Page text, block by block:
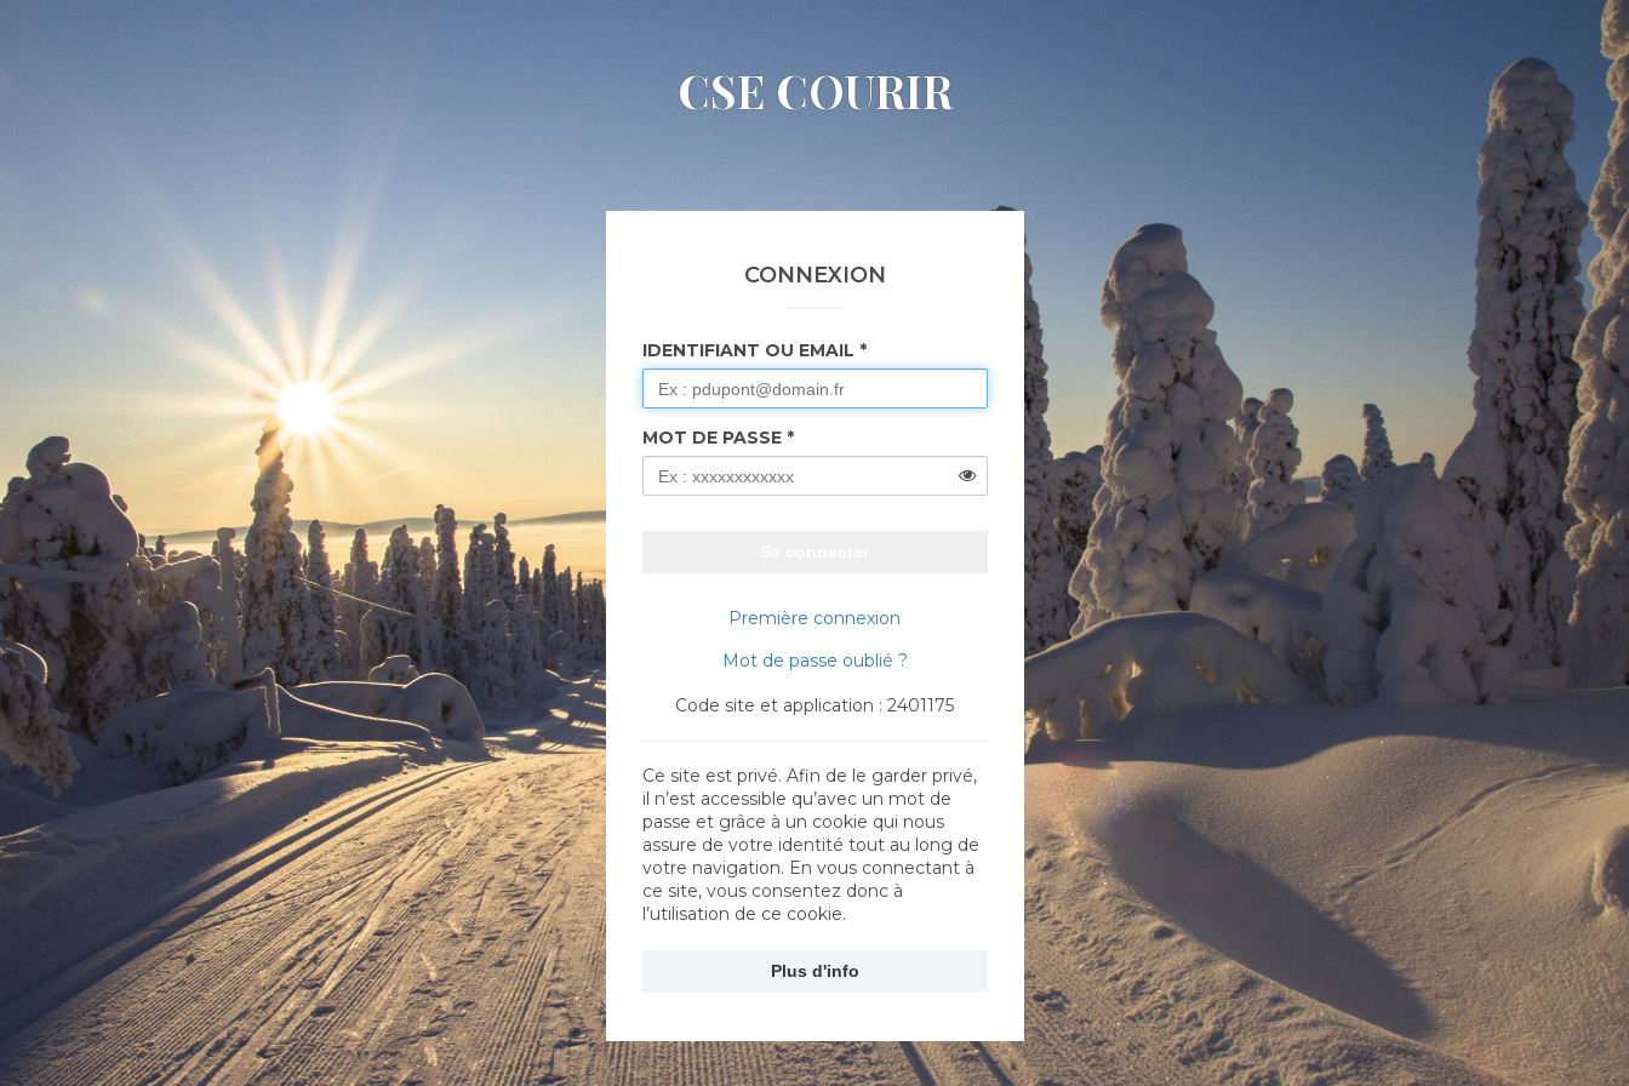
CSE COURIR
CONNEXION
IDENTIFIANT OU EMAIL
MOT DE PASSE
Première connexion
Mot de passe oublié ?
Code site et application : 2401175
Ce site est privé. Afin de le garder privé,
il n’est accessible qu’avec un mot de
passe et grâce à un cookie qui nous
assure de votre identité tout au long de
votre navigation. En vous connectant à
ce site, vous consentez donc à
l’utilisation de ce cookie.
Plus d'info